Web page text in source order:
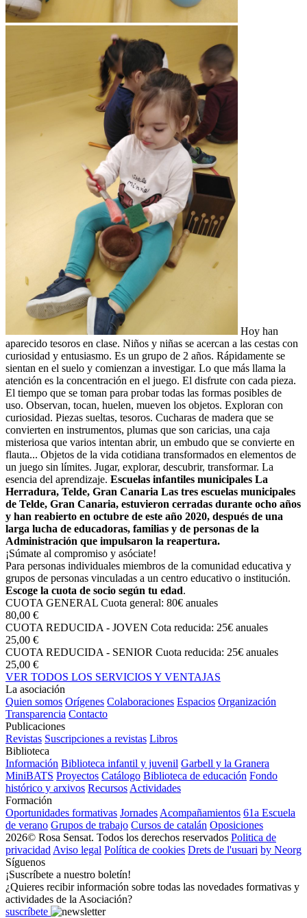
Hoy han
aparecido tesoros en clase. Niños y niñas se acercan a las cestas con
curiosidad y entusiasmo. Es un grupo de 2 años. Rápidamente se
sientan en el suelo y comienzan a investigar. Lo que más llama la
atención es la concentración en el juego. El disfrute con cada pieza.
El tiempo que se toman para probar todas las formas posibles de
uso. Observan, tocan, huelen, mueven los objetos. Exploran con
curiosidad. Piezas sueltas, tesoros. Cucharas de madera que se
convierten en instrumentos, plumas que son caricias, una caja
misteriosa que varios intentan abrir, un embudo que se convierte en
flauta... Objetos de la vida cotidiana transformados en elementos de
un juego sin límites. Jugar, explorar, descubrir, transformar. La
esencia del aprendizaje. Escuelas infantiles municipales La
Herradura, Telde, Gran Canaria Las tres escuelas municipales
de Telde, Gran Canaria, estuvieron cerradas durante ocho años
y han reabierto en octubre de este año 2020, después de una
larga lucha de educadoras, familias y de personas de la
Administración que impulsaron la reapertura.
¡Súmate al compromiso y asóciate!
Para personas individuales miembros de la comunidad educativa y
grupos de personas vinculadas a un centro educativo o institución.
Escoge la cuota de socio según tu edad.
CUOTA GENERAL Cuota general: 80€ anuales
80,00 €
CUOTA REDUCIDA - JOVEN Cota reducida: 25€ anuales
25,00 €
CUOTA REDUCIDA - SENIOR Cuota reducida: 25€ anuales
25,00 €
VER TODOS LOS SERVICIOS Y VENTAJAS
La asociación
Quien somos Orígenes Colaboraciones Espacios Organización
Transparencia Contacto
Publicaciones
Revistas Suscripciones a revistas Libros
Biblioteca
Información Biblioteca infantil y juvenil Garbell y la Granera
MiniBATS Proyectos Catálogo Biblioteca de educación Fondo
histórico y arxivos Recursos Actividades
Formación
Oportunidades formativas Jornades Acompañamientos 61a Escuela
de verano Grupos de trabajo Cursos de catalán Oposiciones
2026© Rosa Sensat. Todos los derechos reservados Politica de
privacidad Aviso legal Política de cookies Drets de l'usuari by Neorg
Síguenos
¡Suscríbete a nuestro boletín!
¿Quieres recibir información sobre todas las novedades formativas y
actividades de la Asociación?
suscríbete